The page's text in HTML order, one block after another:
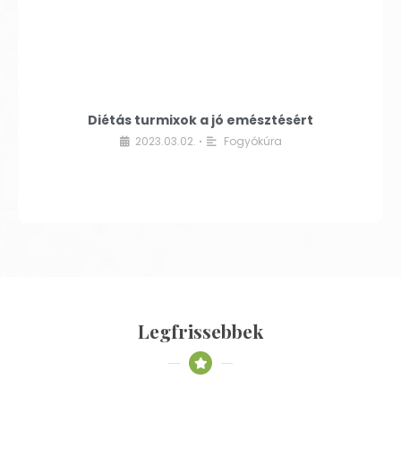
Diétás turmixok a jó emésztésért
2023.03.02. • Fogyókúra
Legfrissebbek